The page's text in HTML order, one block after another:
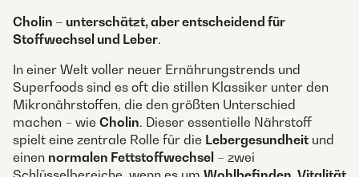
Cholin – unterschätzt, aber entscheidend für
Stoffwechsel und Leber.
In einer Welt voller neuer Ernährungstrends und
Superfoods sind es oft die stillen Klassiker unter den
Mikronährstoffen, die den größten Unterschied
machen – wie Cholin. Dieser essentielle Nährstoff
spielt eine zentrale Rolle für die Lebergesundheit und
einen normalen Fettstoffwechsel – zwei